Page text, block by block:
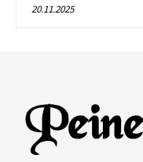
20.11.2025